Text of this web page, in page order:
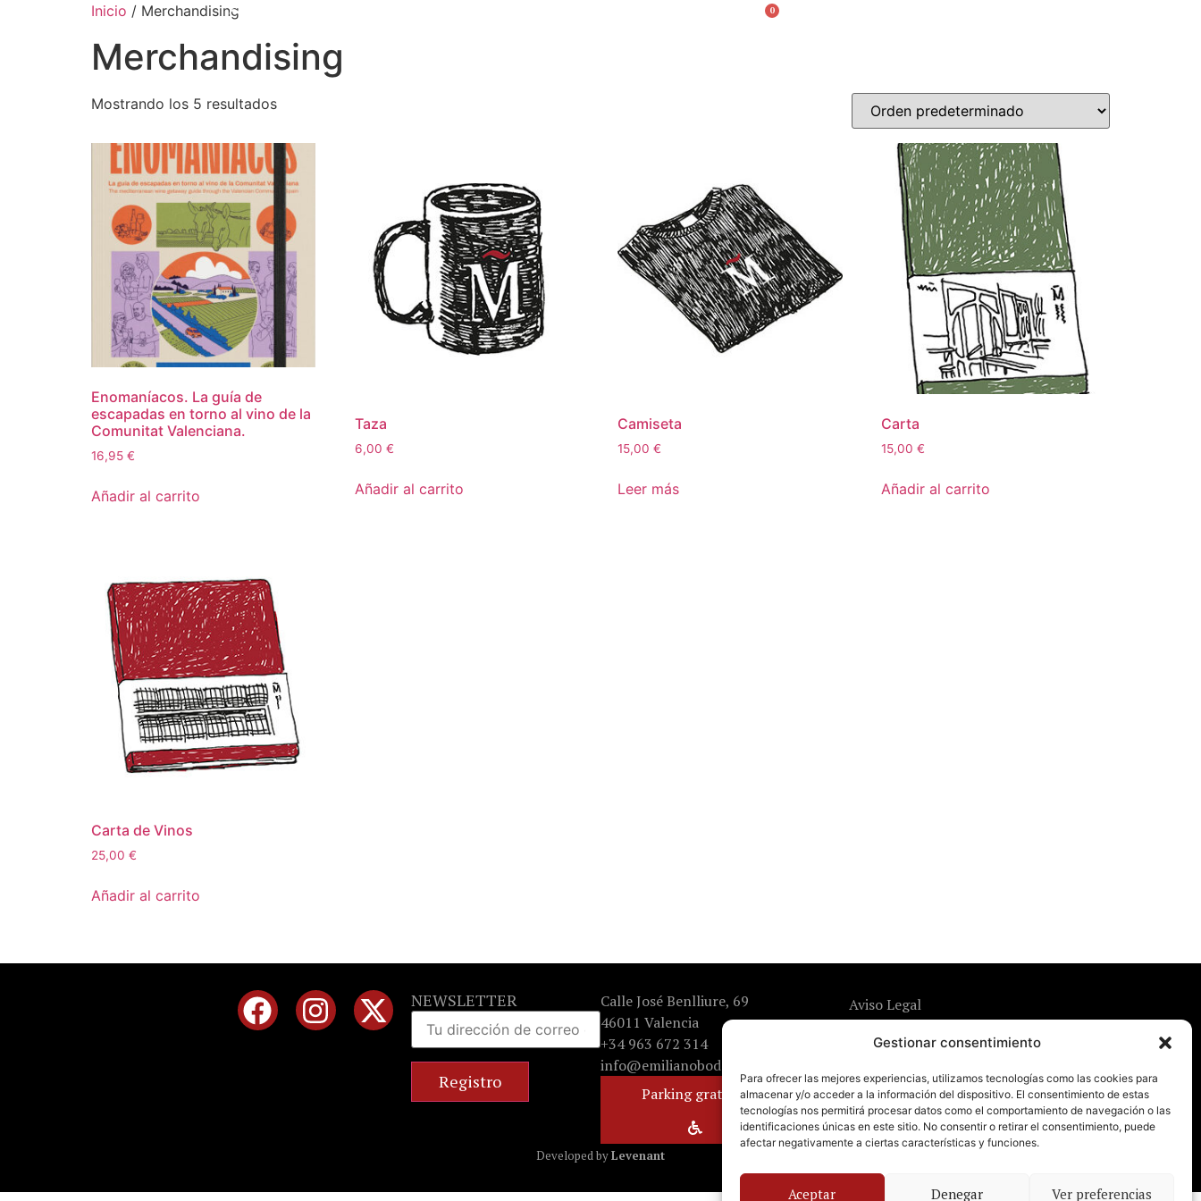
Gestionar consentimiento
Para ofrecer las mejores experiencias, utilizamos tecnologías como las cookies para
almacenar y/o acceder a la información del dispositivo. El consentimiento de estas
tecnologías nos permitirá procesar datos como el comportamiento de navegación o las
identificaciones únicas en este sitio. No consentir o retirar el consentimiento, puede
afectar negativamente a ciertas características y funciones.
Aceptar Denegar Ver preferencias
0
Inicio / Merchandising
Merchandising
Mostrando los 5 resultados
Enomaníacos. La guía de
escapadas en torno al vino de la
Comunitat Valenciana.
16,95 €
Añadir al carrito
Taza
6,00 €
Añadir al carrito
Camiseta
15,00€
Leer más
Carta
15,00€
Añadir al carrito
Carta de Vinos
25,00 €
Añadir al carrito
NEWSLETTER
Calle José Benlliure, 69
46011 Valencia
+34 963 672 314
info@emilianobodega.com
Parking gratuito
Aviso Legal
Política de Privacidad
Developed byLevenant